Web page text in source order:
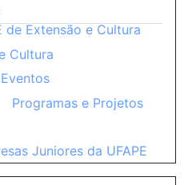
de Extensão e Cultura
Cultura
Eventos
Programas e Projetos
Juniores da UFAPE